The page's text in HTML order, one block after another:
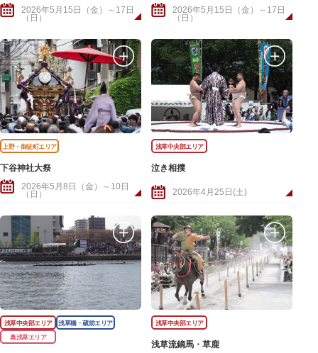
2026年5月15日（金）～17日
（日）
2026年5月15日（金）～17日
（日）
上野・御徒町エリア
下谷神社大祭
2026年5月8日（金）～10日
（日）
浅草中央部エリア
泣き相撲
2026年4月25日(土)
浅草中央部エリア
浅草橋・蔵前エリア
奥浅草エリア
浅草中央部エリア
浅草流鏑馬・草鹿